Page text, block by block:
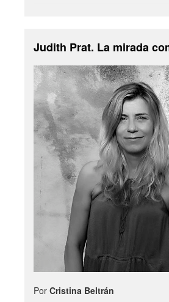
Judith Prat. La mirada
Por Cristina Beltrán